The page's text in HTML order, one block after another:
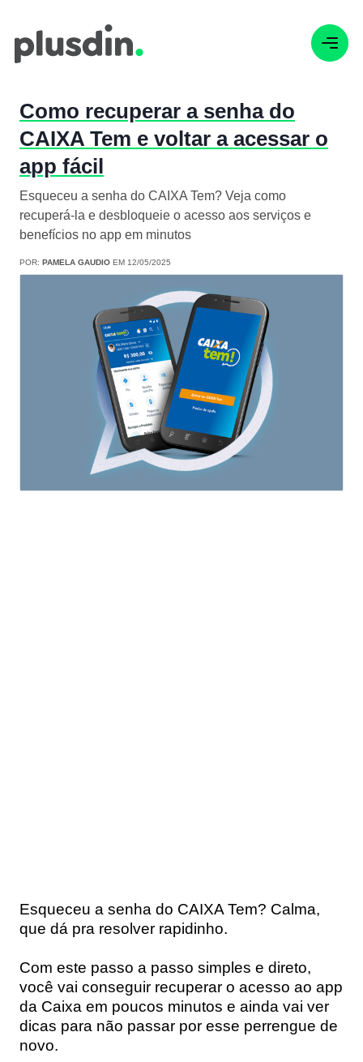
Como recuperar a senha do
CAIXA Tem e voltar a acessar o
app fácil
Esqueceu a senha do CAIXA Tem? Veja como
recuperá-la e desbloqueie o acesso aos serviços e
benefícios no app em minutos
POR: PAMELA GAUDIO EM 12/05/2025
Esqueceu a senha do CAIXA Tem? Calma,
que dá pra resolver rapidinho.
Com este passo a passo simples e direto,
você vai conseguir recuperar o acesso ao app
da Caixa em poucos minutos e ainda vai ver
dicas para não passar por esse perrengue de
novo.